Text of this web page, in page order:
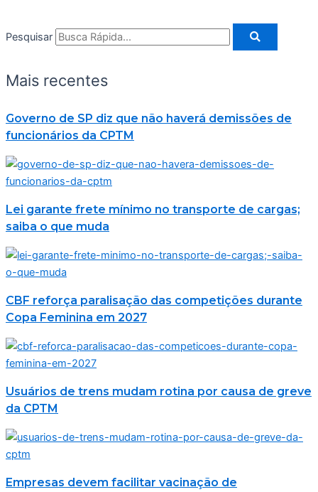
Pesquisar
Mais recentes
Governo de SP diz que não haverá demissões de
funcionários da CPTM
Lei garante frete mínimo no transporte de cargas;
saiba o que muda
CBF reforça paralisação das competições durante
Copa Feminina em 2027
Usuários de trens mudam rotina por causa de greve
da CPTM
Empresas devem facilitar vacinação de